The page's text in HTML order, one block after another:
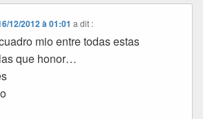
12/2012 à 01:01 a dit :
mio entre todas estas
que honor…